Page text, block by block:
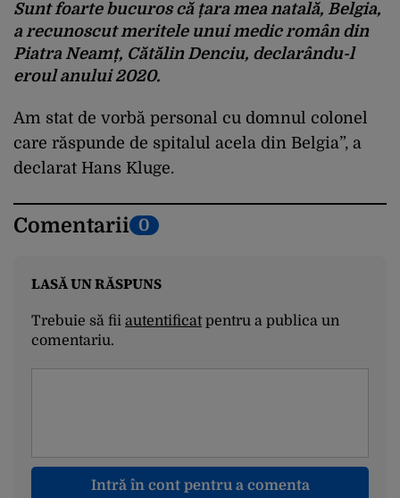
Sunt foarte bucuros că țara mea natală, Belgia,
a recunoscut meritele unui medic român din
Piatra Neamț, Cătălin Denciu, declarându-l
eroul anului 2020.
Am stat de vorbă personal cu domnul colonel
care răspunde de spitalul acela din Belgia”, a
declarat Hans Kluge.
Comentarii 0
LASĂ UN RĂSPUNS
Trebuie să fii autentificatpentru a publica un
comentariu.
Intră în cont pentru a comenta